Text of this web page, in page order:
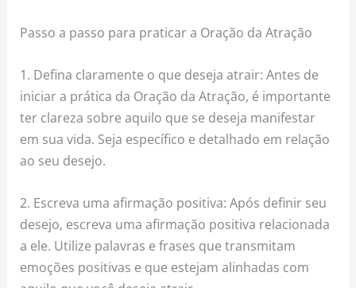
Passo a passo para praticar a Oração da Atração
1. Defina claramente o que deseja atrair: Antes de
iniciar a prática da Oração da Atração, é importante
ter clareza sobre aquilo que se deseja manifestar
em sua vida. Seja específico e detalhado em relação
ao seu desejo.
2. Escreva uma afirmação positiva: Após definir seu
desejo, escreva uma afirmação positiva relacionada
a ele. Utilize palavras e frases que transmitam
emoções positivas e que estejam alinhadas com